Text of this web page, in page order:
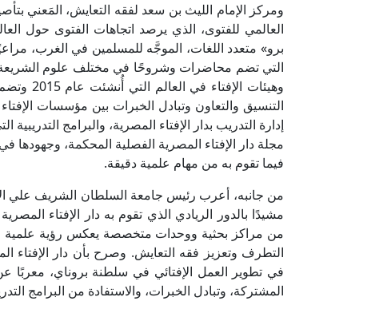
ومركز الإمام الليث بن سعد لفقه التعايش، المَعني
العالمي للفتوى، الذي يرصد اتجاهات الفتوى حول
برو» متعدد اللغات، الموجَّه للمسلمين في الغرب،
التي تضم محاضرات وشروحًا في مختلف علوم الشريعة
التنسيق والتعاون وتبادل الخبرات بين مؤسسات
إدارة التدريب بدار الإفتاء المصرية، والبرامج
مجلة دار الإفتاء المصرية الفصلية المحكمة، وجهودها
فيما تقوم به من مهام علمية دقيقة.
من جانبه، أعرب رئيس جامعة السلطان الشريف علي
مشيدًا بالدور الريادي الذي تقوم به دار الإفتاء
من مراكز بحثية ووحدات متخصصة يعكس رؤية علمية
التطرف وتعزيز فقه التعايش. وصرح بأن دار الإفتاء
في تطوير العمل الإفتائي في سلطنة بروناي، معربًا
المشتركة، وتبادل الخبرات، والاستفادة من البرامج